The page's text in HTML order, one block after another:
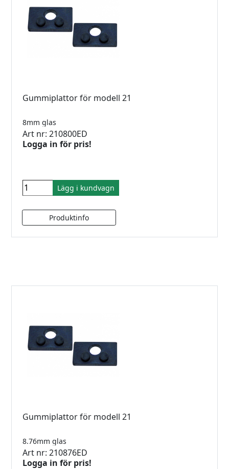
Gummiplattor för modell 21
8mm glas
Art nr: 210800ED
Logga in för pris!
Lägg i kundvagn
Gummiplattor för modell 21
8.76mm glas
Art nr: 210876ED
Logga in för pris!